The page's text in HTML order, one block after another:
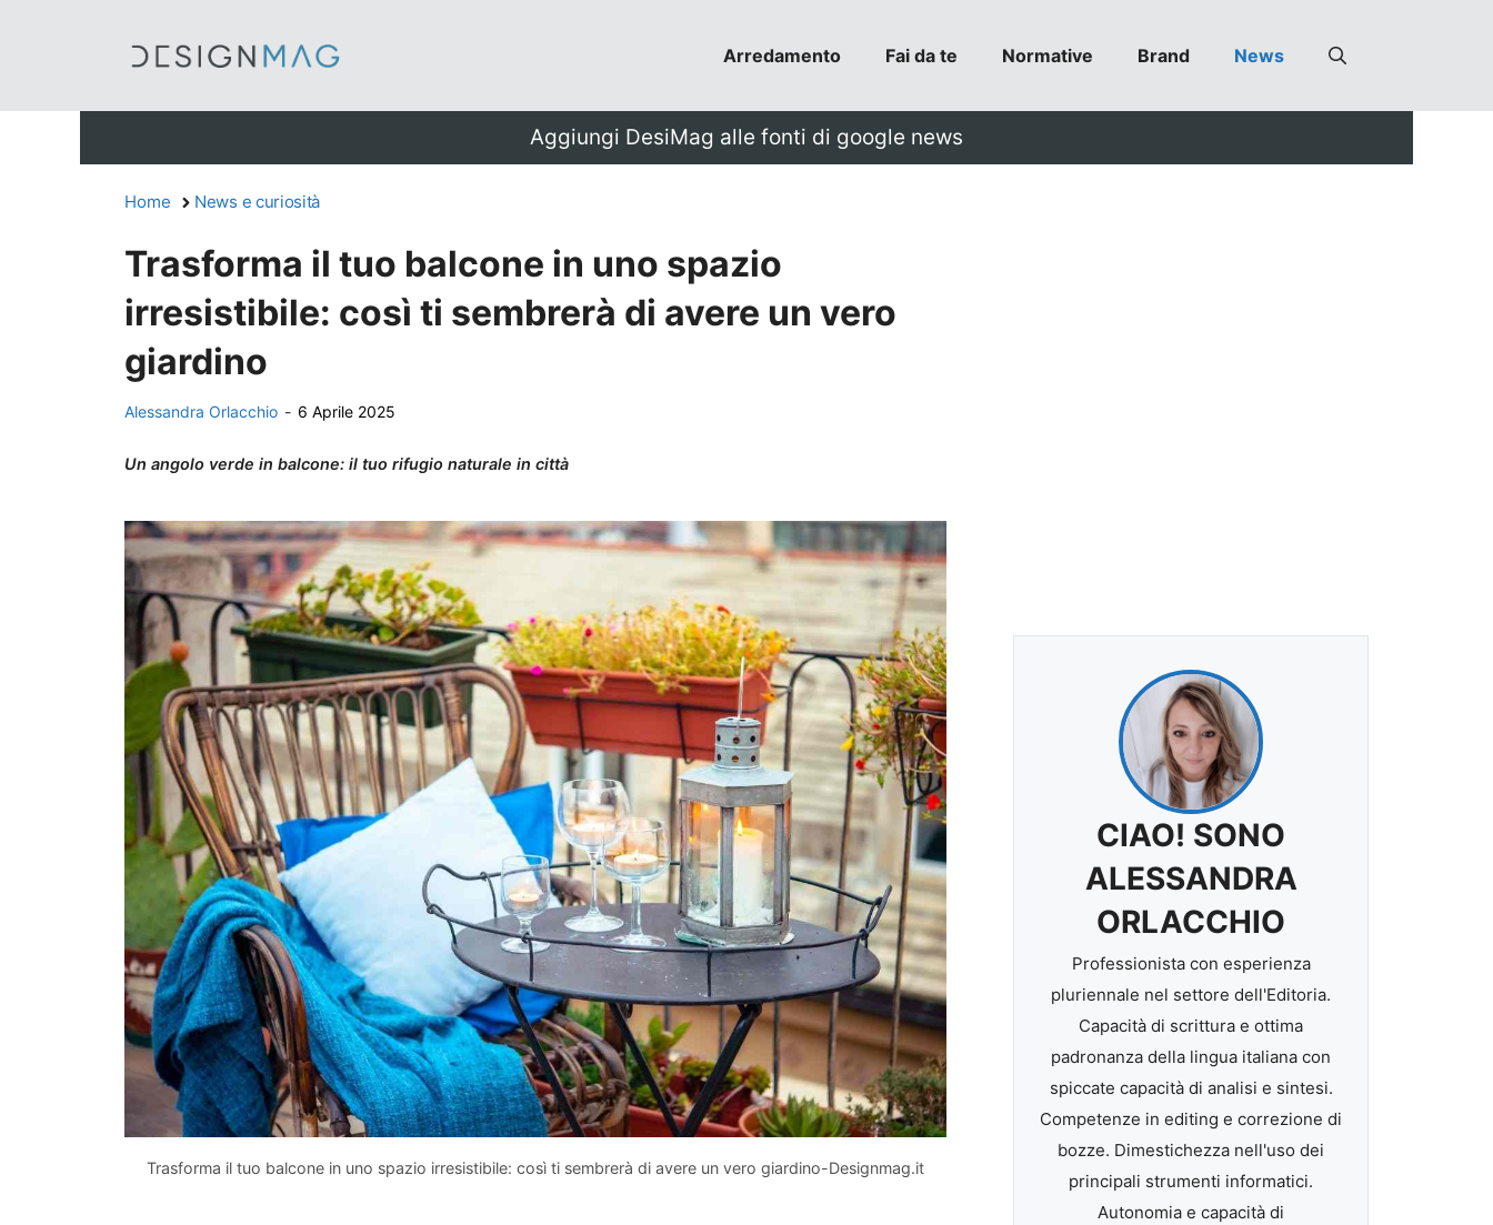
Arredamento Fai da te Normative Brand News
Aggiungi DesiMag alle fonti di google news
Home News e curiosità
Trasforma il tuo balcone in uno spazio
irresistibile: così ti sembrerà di avere un vero
giardino
Alessandra Orlacchio - 6 Aprile 2025
Un angolo verde in balcone: il tuo rifugio naturale in città
Trasforma il tuo balcone in uno spazio irresistibile: così ti sembrerà di avere un vero giardino-Designmag.it
CIAO! SONO
ALESSANDRA
ORLACCHIO
Professionista con esperienza
pluriennale nel settore dell'Editoria.
Capacità di scrittura e ottima
padronanza della lingua italiana con
spiccate capacità di analisi e sintesi.
Competenze in editing e correzione di
bozze. Dimestichezza nell'uso dei
principali strumenti informatici.
Autonomia e capacità di